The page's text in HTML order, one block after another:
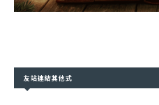
友站連結其他式